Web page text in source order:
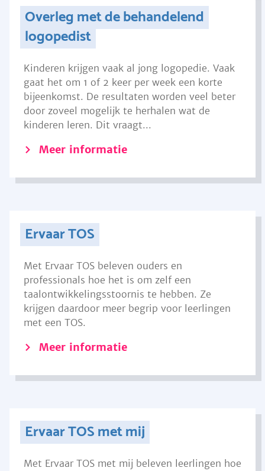
Overleg met de behandelend
logopedist
Kinderen krijgen vaak al jong logopedie. Vaak
gaat het om 1 of 2 keer per week een korte
bijeenkomst. De resultaten worden veel beter
door zoveel mogelijk te herhalen wat de
kinderen leren. Dit vraagt...
Meer informatie
Ervaar TOS
Met Ervaar TOS beleven ouders en
professionals hoe het is om zelf een
taalontwikkelingsstoornis te hebben. Ze
krijgen daardoor meer begrip voor leerlingen
met een TOS.
Meer informatie
Ervaar TOS met mij
Met Ervaar TOS met mij beleven leerlingen hoe